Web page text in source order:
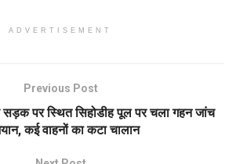
ADVERTISEMENT
Previous Post
सड़क पर स्थित सिहोडीह पूल पर चला गहन जांच
कई वाहनों का कटा चालान